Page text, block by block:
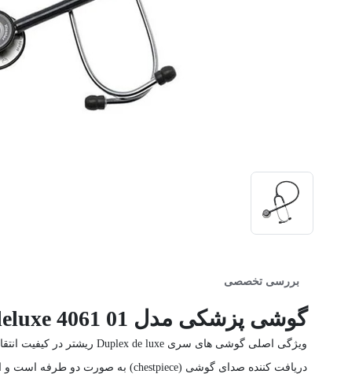
بررسی تخصصی
گوشی پزشکی مدل Duplex deluxe 4061 01 ریشتر (Riester)
ویژگی اصلی گوشی های سری Duplex de luxe ریشتر در کیفیت انتقال صدای آکوستیک آنهاست.
دریافت کننده صدای گوشی (chestpiece) به صورت دو طرفه است و از جنس استیل ضد زنگ و آلومینیوم ساخته شده است.